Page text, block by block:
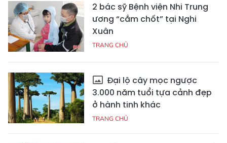
2 bác sỹ Bệnh viện Nhi Trung
ương “cắm chốt” tại Nghi
Xuân
TRANG CHỦ
Đại lộ cây mọc ngược
3.000 năm tuổi tựa cảnh đẹp
ở hành tinh khác
TRANG CHỦ